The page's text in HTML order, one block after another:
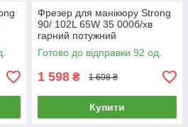
Фрезер для манікюру Strong
90/ 102L 65W 35 000б/хв
гарний потужний
професійний фрезер для
манікюру Стронг 90
Готово до відправки 92 од.
1 598 ₴ 1 698 ₴
Купити